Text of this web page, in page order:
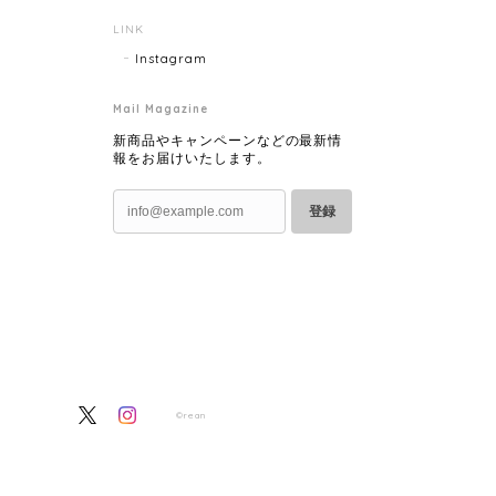
LINK
Instagram
Mail Magazine
新商品やキャンペーンなどの最新情
報をお届けいたします。
登録
©rean